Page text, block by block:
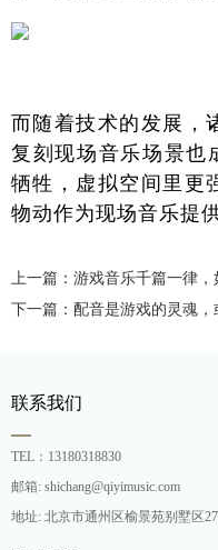
而随着技术的发展，
复刻现场音乐场景也
牺牲，虚拟空间里更
物动作为现场音乐提
上一篇：游戏音乐千篇一律
下一篇：配音是游戏的灵魂，
联系我们
TEL：13180318830
邮箱: shichang@qiyimusic.com
地址: 北京市通州区榆景苑别墅区